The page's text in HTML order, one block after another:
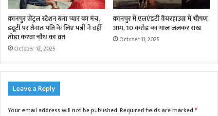
कानपुर सेंट्रल स्टेशन बना प्यार का मंच,
ड्यूटी पर तैनात पति के लिए पत्नी ने वहीं
तोड़ा करवा चौथ का व्रत
October 12, 2025
कानपुर में एलएंडटी वेयरहाउस में भीषण
आग, 10 करोड़ का माल जलकर राख
October 11, 2025
Leave a Reply
Your email address will not be published.Required fields are marked*